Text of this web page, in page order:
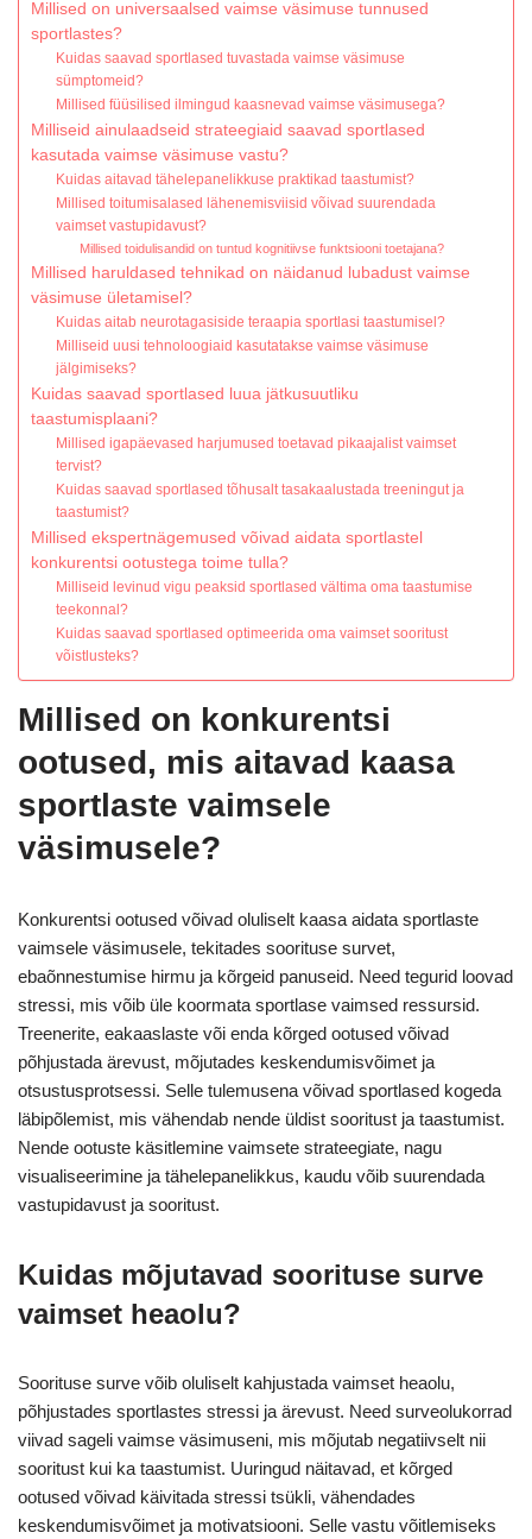
Millised on universaalsed vaimse väsimuse tunnused
sportlastes?
Kuidas saavad sportlased tuvastada vaimse väsimuse
sümptomeid?
Millised füüsilised ilmingud kaasnevad vaimse väsimusega?
Milliseid ainulaadseid strateegiaid saavad sportlased
kasutada vaimse väsimuse vastu?
Kuidas aitavad tähelepanelikkuse praktikad taastumist?
Millised toitumisalased lähenemisviisid võivad suurendada
vaimset vastupidavust?
Millised toidulisandid on tuntud kognitiivse funktsiooni toetajana?
Millised haruldased tehnikad on näidanud lubadust vaimse
väsimuse ületamisel?
Kuidas aitab neurotagasiside teraapia sportlasi taastumisel?
Milliseid uusi tehnoloogiaid kasutatakse vaimse väsimuse
jälgimiseks?
Kuidas saavad sportlased luua jätkusuutliku
taastumisplaani?
Millised igapäevased harjumused toetavad pikaajalist vaimset
tervist?
Kuidas saavad sportlased tõhusalt tasakaalustada treeningut ja
taastumist?
Millised ekspertnägemused võivad aidata sportlastel
konkurentsi ootustega toime tulla?
Milliseid levinud vigu peaksid sportlased vältima oma taastumise
teekonnal?
Kuidas saavad sportlased optimeerida oma vaimset sooritust
võistlusteks?
Millised on konkurentsi
ootused, mis aitavad kaasa
sportlaste vaimsele
väsimusele?
Konkurentsi ootused võivad oluliselt kaasa aidata sportlaste
vaimsele väsimusele, tekitades soorituse survet,
ebaõnnestumise hirmu ja kõrgeid panuseid. Need tegurid loovad
stressi, mis võib üle koormata sportlase vaimsed ressursid.
Treenerite, eakaaslaste või enda kõrged ootused võivad
põhjustada ärevust, mõjutades keskendumisvõimet ja
otsustusprotsessi. Selle tulemusena võivad sportlased kogeda
läbipõlemist, mis vähendab nende üldist sooritust ja taastumist.
Nende ootuste käsitlemine vaimsete strateegiate, nagu
visualiseerimine ja tähelepanelikkus, kaudu võib suurendada
vastupidavust ja sooritust.
Kuidas mõjutavad soorituse surve
vaimset heaolu?
Soorituse surve võib oluliselt kahjustada vaimset heaolu,
põhjustades sportlastes stressi ja ärevust. Need surveolukorrad
viivad sageli vaimse väsimuseni, mis mõjutab negatiivselt nii
sooritust kui ka taastumist. Uuringud näitavad, et kõrged
ootused võivad käivitada stressi tsükli, vähendades
keskendumisvõimet ja motivatsiooni. Selle vastu võitlemiseks